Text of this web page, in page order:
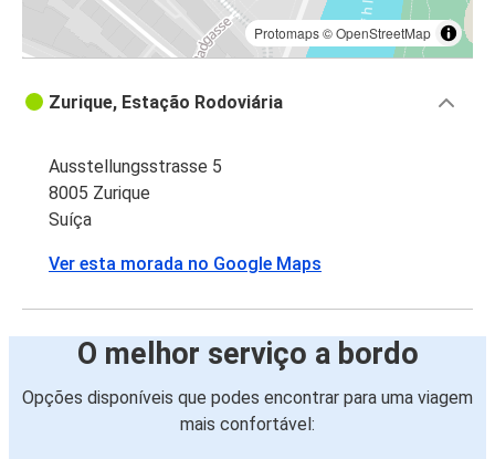
Protomaps©OpenStreetMap
Zurique, Estação Rodoviária
Ausstellungsstrasse 5
8005 Zurique
Suíça
Ver esta morada no Google Maps
O melhor serviço a bordo
Opções disponíveis que podes encontrar para uma viagem
mais confortável: